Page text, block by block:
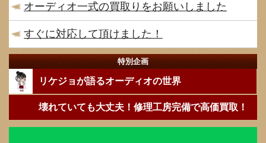
オーディオ一式の買取りをお願いしました
すぐに対応して頂けました！
特別企画
リケジョが語るオーディオの世界
壊れていても大丈夫！修理工房完備で高価買取！